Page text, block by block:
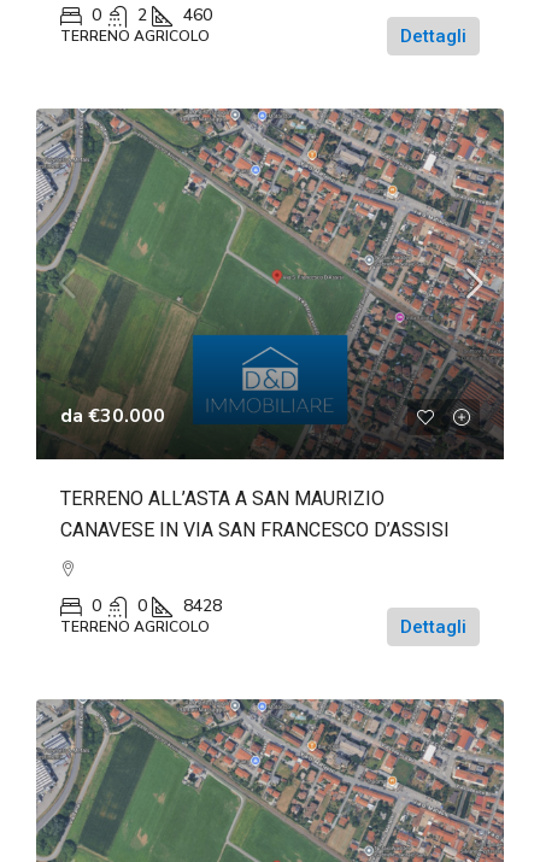
0 2 460
TERRENO AGRICOLO Dettagli
da €30.000
TERRENO ALL’ASTA A SAN MAURIZIO
CANAVESE IN VIA SAN FRANCESCO D’ASSISI
0 0 8428
TERRENO AGRICOLO Dettagli